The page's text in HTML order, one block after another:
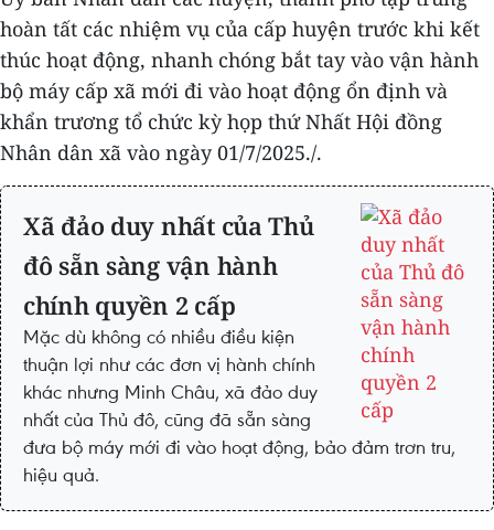
hoàn tất các nhiệm vụ của cấp huyện trước khi kết
thúc hoạt động, nhanh chóng bắt tay vào vận hành
bộ máy cấp xã mới đi vào hoạt động ổn định và
khẩn trương tổ chức kỳ họp thứ Nhất Hội đồng
Nhân dân xã vào ngày 01/7/2025./.
Xã đảo duy nhất của Thủ
đô sẵn sàng vận hành
chính quyền 2 cấp
Mặc dù không có nhiều điều kiện
thuận lợi như các đơn vị hành chính
khác nhưng Minh Châu, xã đảo duy
nhất của Thủ đô, cũng đã sẵn sàng
đưa bộ máy mới đi vào hoạt động, bảo đảm trơn tru,
hiệu quả.